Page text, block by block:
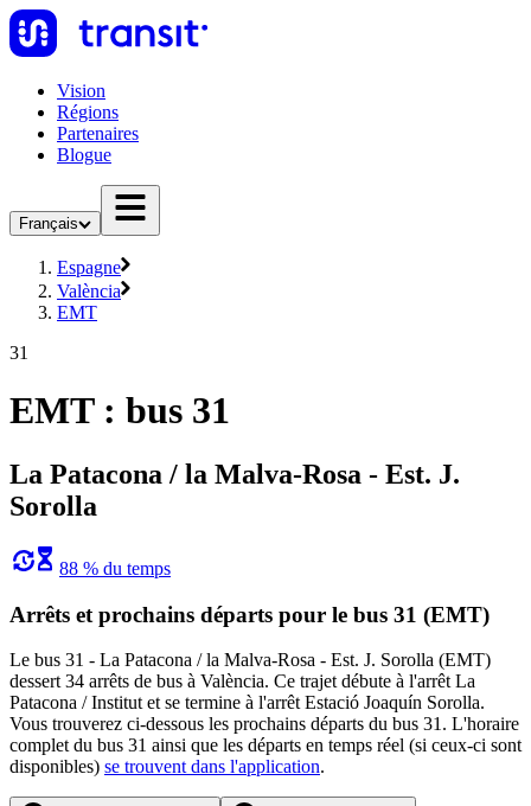
Vision
Régions
Partenaires
Blogue
Français
Espagne
València
EMT
31
EMT : bus 31
La Patacona / la Malva-Rosa - Est. J.
Sorolla
88 % du temps
Arrêts et prochains départs pour le bus 31 (EMT)
Le bus 31 - La Patacona / la Malva-Rosa - Est. J. Sorolla (EMT)
dessert 34 arrêts de bus à València. Ce trajet débute à l'arrêt La
Patacona / Institut et se termine à l'arrêt Estació Joaquín Sorolla.
Vous trouverez ci-dessous les prochains départs du bus 31. L'horaire
complet du bus 31 ainsi que les départs en temps réel (si ceux-ci sont
disponibles) se trouvent dans l'application.